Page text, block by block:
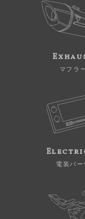
マフラ
電装パー